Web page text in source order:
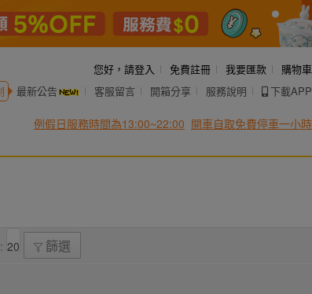
您好， 請登入 免費註冊 我要匯款
購物車
最新公告 客服留言 開箱分享 服務說明 下載APP
例假日服務時間為13:00~22:00 開車自取免費停車一小時
篩選